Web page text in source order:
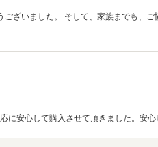
に安心して購入させて頂きました。安